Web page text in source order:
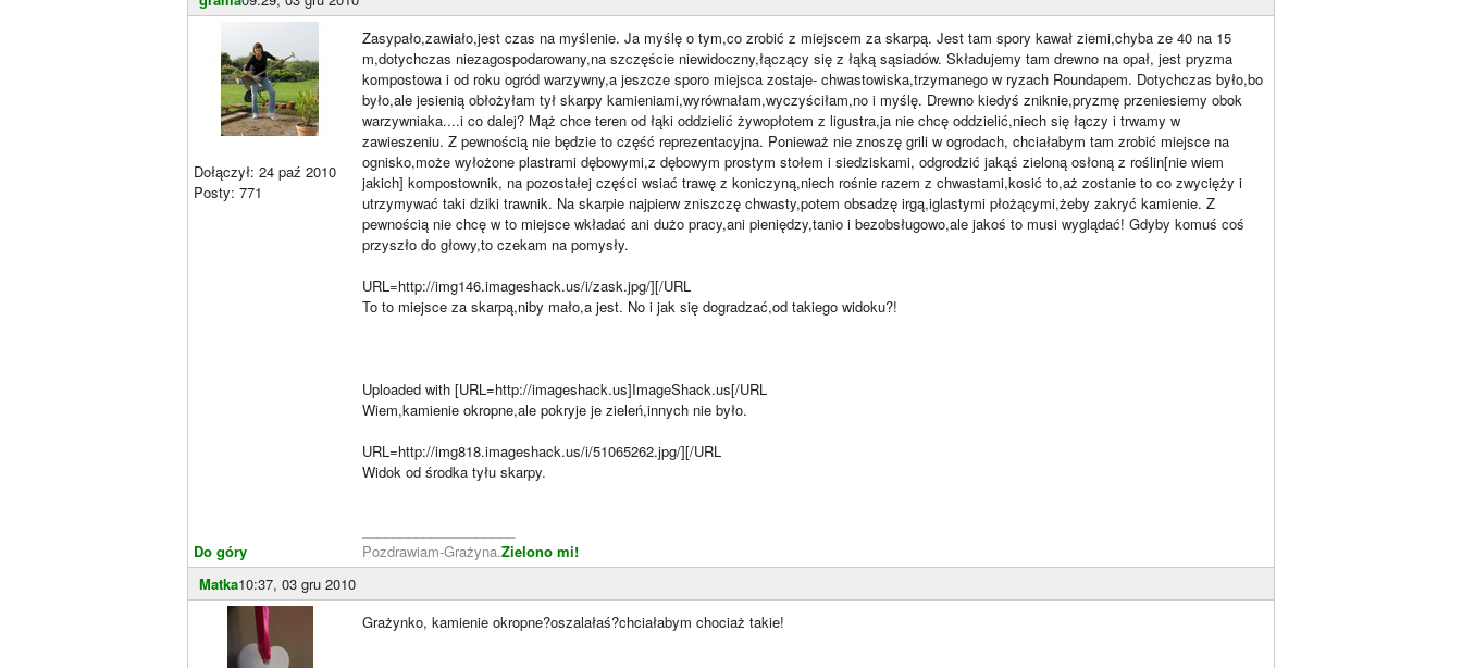
Dołączył: 24 paź 2010
Posty: 771
Do góry
Zasypało,zawiało,jest czas na myślenie. Ja myślę o tym,co zrobić z miejscem za skarpą. Jest tam spory kawał ziemi,chyba ze 40 na 15
m,dotychczas niezagospodarowany,na szczęście niewidoczny,łączący się z łąką sąsiadów. Składujemy tam drewno na opał, jest pryzma
kompostowa i od roku ogród warzywny,a jeszcze sporo miejsca zostaje- chwastowiska,trzymanego w ryzach Roundapem. Dotychczas było,bo
było,ale jesienią obłożyłam tył skarpy kamieniami,wyrównałam,wyczyściłam,no i myślę. Drewno kiedyś zniknie,pryzmę przeniesiemy obok
warzywniaka....i co dalej? Mąż chce teren od łąki oddzielić żywopłotem z ligustra,ja nie chcę oddzielić,niech się łączy i trwamy w
zawieszeniu. Z pewnością nie będzie to część reprezentacyjna. Ponieważ nie znoszę grili w ogrodach, chciałabym tam zrobić miejsce na
ognisko,może wyłożone plastrami dębowymi,z dębowym prostym stołem i siedziskami, odgrodzić jakąś zieloną osłoną z roślin[nie wiem
jakich] kompostownik, na pozostałej części wsiać trawę z koniczyną,niech rośnie razem z chwastami,kosić to,aż zostanie to co zwycięży i
utrzymywać taki dziki trawnik. Na skarpie najpierw zniszczę chwasty,potem obsadzę irgą,iglastymi płożącymi,żeby zakryć kamienie. Z
pewnością nie chcę w to miejsce wkładać ani dużo pracy,ani pieniędzy,tanio i bezobsługowo,ale jakoś to musi wyglądać! Gdyby komuś coś
przyszło do głowy,to czekam na pomysły.
URL=http://img146.imageshack.us/i/zask.jpg/][/URL
To to miejsce za skarpą,niby mało,a jest. No i jak się dogradzać,od takiego widoku?!
Uploaded with [URL=http://imageshack.us]ImageShack.us[/URL
Wiem,kamienie okropne,ale pokryje je zieleń,innych nie było.
URL=http://img818.imageshack.us/i/51065262.jpg/][/URL
Widok od środka tyłu skarpy.
Pozdrawiam-Grażyna.Zielono mi!
Matka10:37, 03 gru 2010
Grażynko, kamienie okropne?oszalałaś?chciałabym chociaż takie!